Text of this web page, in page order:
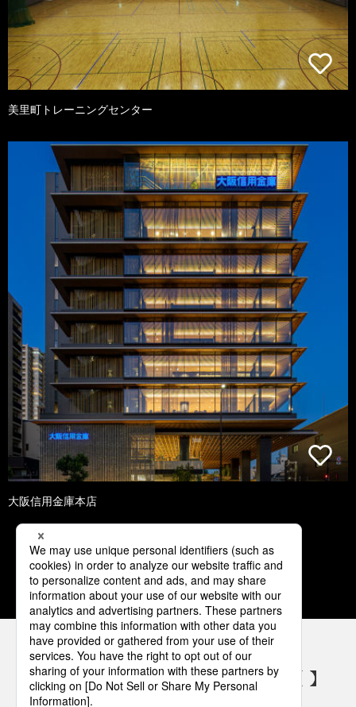
美里町トレーニングセンター
大阪信用金庫本店
1 2 3 4 5
パナソニックの電気設備 SNSアカウント